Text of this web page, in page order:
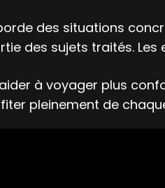
des situations
des sujets traités.
à voyager plus
pleinement de